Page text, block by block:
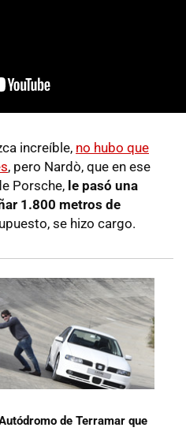
increíble, no hubo que
, pero Nardò, que en ese
Porsche, le pasó una
1.800 metros de
se hizo cargo.
de Terramar que